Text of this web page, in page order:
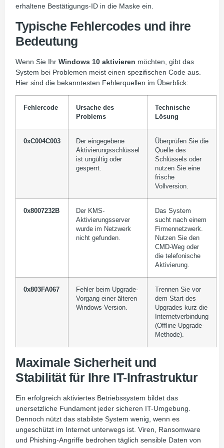
erhaltene Bestätigungs-ID in die Maske ein.
Typische Fehlercodes und ihre
Bedeutung
Wenn Sie Ihr Windows 10 aktivieren möchten, gibt das
System bei Problemen meist einen spezifischen Code aus.
Hier sind die bekanntesten Fehlerquellen im Überblick:
Fehlercode
Ursache des
Problems
Technische
Lösung
0xC004C003
Der eingegebene
Aktivierungsschlüssel
ist ungültig oder
gesperrt.
Überprüfen Sie die
Quelle des
Schlüssels oder
nutzen Sie eine
frische
Vollversion.
0x8007232B
Der KMS-
Aktivierungsserver
wurde im Netzwerk
nicht gefunden.
Das System
sucht nach einem
Firmennetzwerk.
Nutzen Sie den
CMD-Weg oder
die telefonische
Aktivierung.
0x803FA067
Fehler beim Upgrade-
Vorgang einer älteren
Windows-Version.
Trennen Sie vor
dem Start des
Upgrades kurz die
Internetverbindung
(Offline-Upgrade-
Methode).
Maximale Sicherheit und
Stabilität für Ihre IT-Infrastruktur
Ein erfolgreich aktiviertes Betriebssystem bildet das
unersetzliche Fundament jeder sicheren IT-Umgebung.
Dennoch nützt das stabilste System wenig, wenn es
ungeschützt im Internet unterwegs ist. Viren, Ransomware
und Phishing-Angriffe bedrohen täglich sensible Daten von